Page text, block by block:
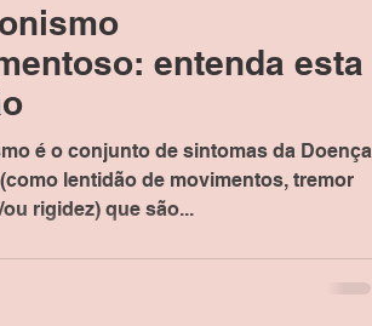
entenda esta
é o conjunto de sintomas da Doença
lentidão de movimentos, tremor
rigidez) que são...